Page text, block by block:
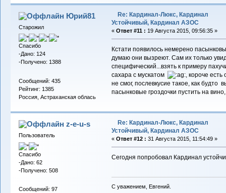
Юрий81
Старожил
Спасибо
-Дано: 124
-Получено: 1388
Сообщений: 435
Рейтинг: 1385
Россия, Астраханская облась
Re: Кардинал-Люкс, Кардинал
Устойчивый, Кардинал АЗОС
« Ответ #11 : 19 Августа 2015, 09:56:35 »
Кстати появилось немерено
думаю они вызреют. Сам их только
специфический...взять к примеру
сахара с мускатом
, короче есть
не смог, послевкусие такое, как будто
пасынковые гроздочки пустить на
z-e-u-s
Пользователь
Спасибо
-Дано: 62
-Получено: 508
Сообщений: 97
Re: Кардинал-Люкс, Кардинал
Устойчивый, Кардинал АЗОС
« Ответ #12 : 31 Августа 2015, 11:54:49 »
Сегодня попробовал Кардинал
С уважением, Евгений.